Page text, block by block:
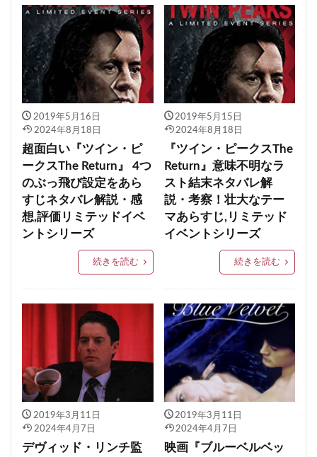
2019年5月16日
2024年8月18日
超面白い『ツイン・ピ
ークスThe Return』 4つ
のぶっ飛び設定をあら
すじネタバレ解説・感
想,評価リミテッドイベ
ントシリーズ
続きを読む
2019年5月15日
2024年8月18日
『ツイン・ピークスThe
Return』意味不明なラ
スト結末ネタバレ解
説・考察！壮大なテー
マあらすじ,リミテッド
イベントシリーズ
続きを読む
2019年3月11日
2024年4月7日
デヴィッド・リンチ監
2019年3月11日
2024年4月7日
映画『ブルーベルベッ